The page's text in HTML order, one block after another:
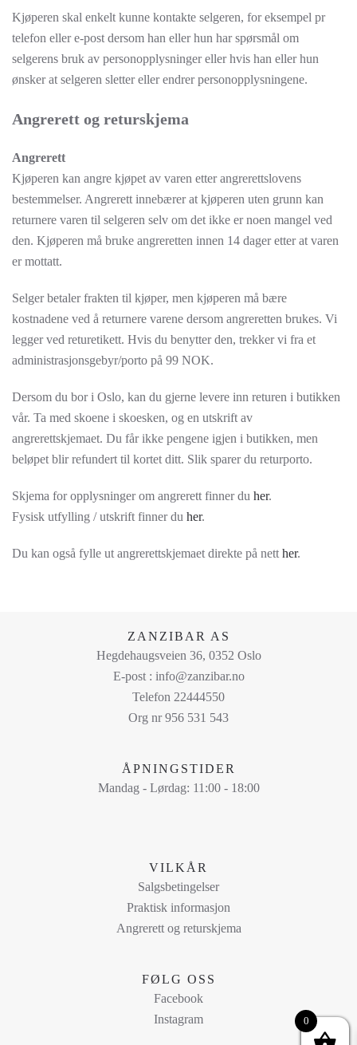
Kjøperen skal enkelt kunne kontakte selgeren, for eksempel pr
telefon eller e-post dersom han eller hun har spørsmål om
selgerens bruk av personopplysninger eller hvis han eller hun
ønsker at selgeren sletter eller endrer personopplysningene.
Angrerett og returskjema
Angrerett
Kjøperen kan angre kjøpet av varen etter angrerettslovens
bestemmelser. Angrerett innebærer at kjøperen uten grunn kan
returnere varen til selgeren selv om det ikke er noen mangel ved
den. Kjøperen må bruke angreretten innen 14 dager etter at varen
er mottatt.
Selger betaler frakten til kjøper, men kjøperen må bære
kostnadene ved å returnere varene dersom angreretten brukes. Vi
legger ved returetikett. Hvis du benytter den, trekker vi fra et
administrasjonsgebyr/porto på 99 NOK.
Dersom du bor i Oslo, kan du gjerne levere inn returen i butikken
vår. Ta med skoene i skoesken, og en utskrift av
angrerettskjemaet. Du får ikke pengene igjen i butikken, men
beløpet blir refundert til kortet ditt. Slik sparer du returporto.
Skjema for opplysninger om angrerett finner du her.
Fysisk utfylling / utskrift finner du her.
Du kan også fylle ut angrerettskjemaet direkte på nett her.
ZANZIBAR AS
Hegdehaugsveien 36, 0352 Oslo
E-post : info@zanzibar.no
Telefon 22444550
Org nr 956 531 543
ÅPNINGSTIDER
Mandag - Lørdag: 11:00 - 18:00
VILKÅR
Salgsbetingelser
Praktisk informasjon
Angrerett og returskjema
FØLG OSS
Facebook
Instagram
0